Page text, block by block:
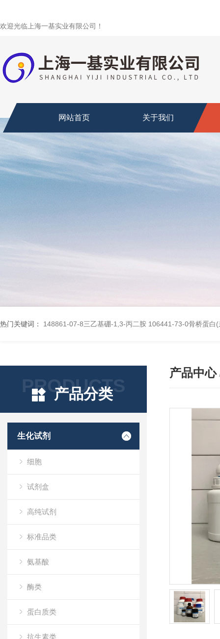
欢迎光临上海一基实业有限公司！
网站首页 关于我们
热门关键词： 148861-07-8三乙基硼-1,3-丙二胺 106441-73-0骨桥蛋白
PRODUCTS
产品分类
生化试剂
细胞
试剂盒
高纯试剂
标准品类
氨基酸
酶类
蛋白质类
抗生素类
产品中心